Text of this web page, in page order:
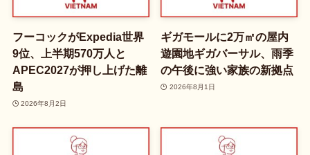
フーコックがExpedia世界
9位、上半期570万人と
APEC2027が押し上げた離
島
2026年8月2日
ギガモールに2万㎡の屋内
遊園地ギガバーサル、雨季
の午後に強い家族の新拠点
2026年8月1日